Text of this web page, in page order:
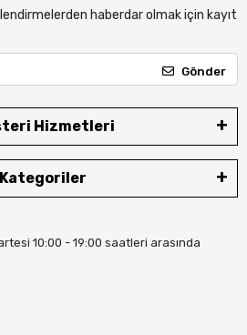
haberdar olmak için kayıt
Gönder
Hizmetleri
Kategoriler
10:00 - 19:00 saatleri arasında